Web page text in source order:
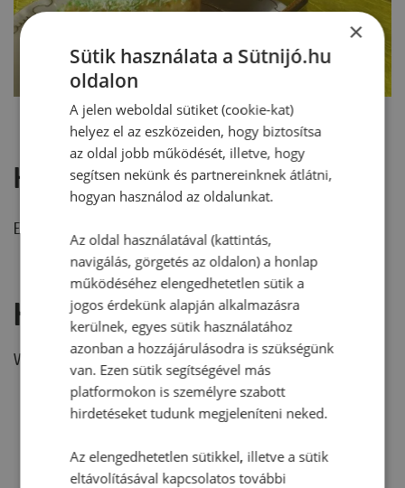
Hozzászólások
Ehhez a recepthez még nem érkezett hozzászólás.
Hozzászólás írása
Vélemény írásához, kérjük,jelentkezz be!
RECEPTAJÁNLÓ
×
Sütik használata a Sütnijó.hu
oldalon
A jelen weboldal sütiket (cookie-kat)
helyez el az eszközeiden, hogy biztosítsa
az oldal jobb működését, illetve, hogy
segítsen nekünk és partnereinknek átlátni,
hogyan használod az oldalunkat.
Az oldal használatával (kattintás,
navigálás, görgetés az oldalon) a honlap
működéséhez elengedhetetlen sütik a
jogos érdekünk alapján alkalmazásra
kerülnek, egyes sütik használatához
azonban a hozzájárulásodra is szükségünk
van. Ezen sütik segítségével más
platformokon is személyre szabott
hirdetéseket tudunk megjeleníteni neked.
Az elengedhetetlen sütikkel, illetve a sütik
eltávolításával kapcsolatos további